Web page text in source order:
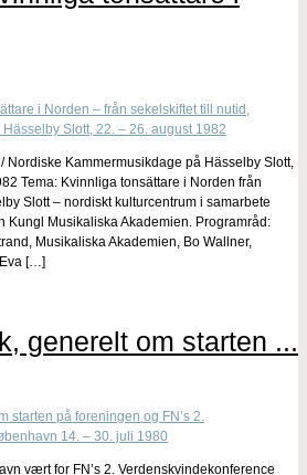
Nordiske Kammermusikdage på Hässelby Slott,
Tema: Kvinnliga tonsättare i Norden från
Slott – nordiskt kulturcentrum i samarbete
Kungl Musikaliska Akademien. Programråd:
Musikaliska Akademien, Bo Wallner,
[…]
generelt om starten ...
vært for FN’s 2. Verdenskvindekonference